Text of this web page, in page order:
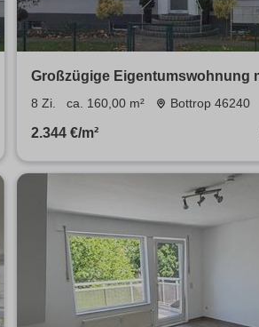
Großzügige Eigentumswohnung
Einliegerwohnung & Garten
8 Zi. ca. 160,00 m² Bottrop 46240
2.344 €/m²